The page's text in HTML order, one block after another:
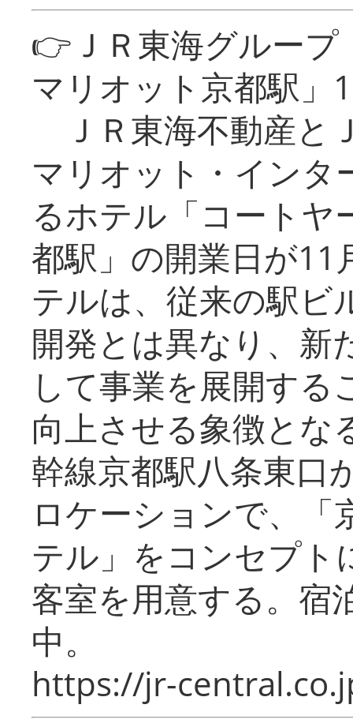
👉ＪＲ東海グルー
マリオット京都駅」
ＪＲ東海不動産と
マリオット・インタ
るホテル「コートヤ
都駅」の開業日が11
テルは、従来の駅ビ
開発とは異なり、新
して事業を展開する
向上させる象徴とな
幹線京都駅八条東口
ロケーションで、「
テル」をコンセプト
客室を用意する。宿
中。
https://jr-